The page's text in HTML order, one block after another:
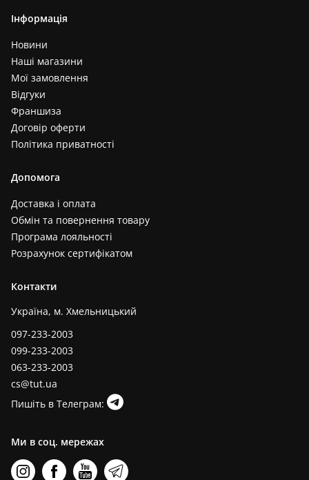
Відгуки (0)
Інформація
Новини
Наші магазини
Мої замовлення
Відгуки
Франшиза
Договір оферти
Політика приватності
Допомога
Доставка і оплата
Обмін та повернення товару
Програма лояльності
Розрахунок сертифікатом
Контакти
Україна, м. Хмельницький
097-233-2003
099-233-2003
063-233-2003
cs@tut.ua
Пишіть в Телеграм:
Ми в соц. мережах